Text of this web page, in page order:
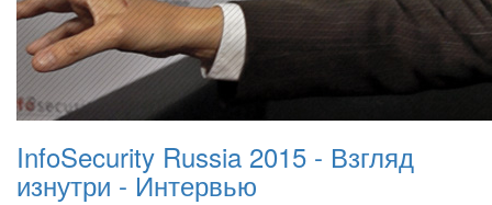
InfoSecurity Russia 2015 - Взгляд
изнутри - Интервью